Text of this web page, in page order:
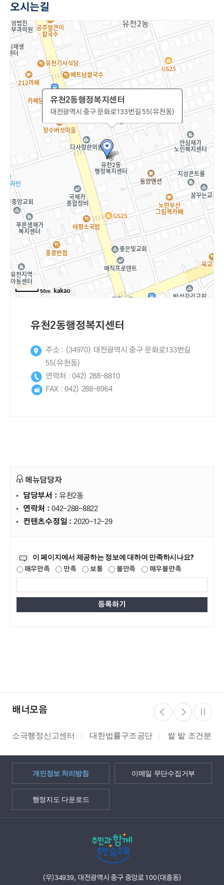
오시는길
유천2동행정복지센터
대전광역시 중구 문화로133번길 55(유천동)
50m
유천2동행정복지센터
대전광역시 중구 문화로133번길 55(유천동)
50m
유천2동행정복지센터
주소 : (34970) 대전광역시 중구 문화로133번길
55(유천동)
연락처 : 042) 288-8810
FAX : 042) 288-8964
메뉴담당자
담당부서 : 유천2동
연락처 :042-288-8822
컨텐츠수정일 : 2020-12-29
이 페이지에서 제공하는 정보에 대하여 만족하시나요?
매우만족 만족 보통 불만족 매우불만족
배너모음
소극행정신고센터 대한법률구조공단 쌀 밭 조건분리
개인정보 처리방침 이메일 무단수집거부
행정지도 다운로드
(우)34939, 대전광역시 중구 중앙로 100(대흥동)